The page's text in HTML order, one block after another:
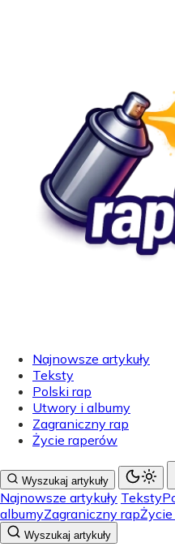
Najnowsze artykuły
Teksty
Polski rap
Utwory i albumy
Zagraniczny rap
Życie raperów
Wyszukaj artykuły
Najnowsze artykuły Teksty
albumyZagraniczny rap
Wyszukaj artykuły